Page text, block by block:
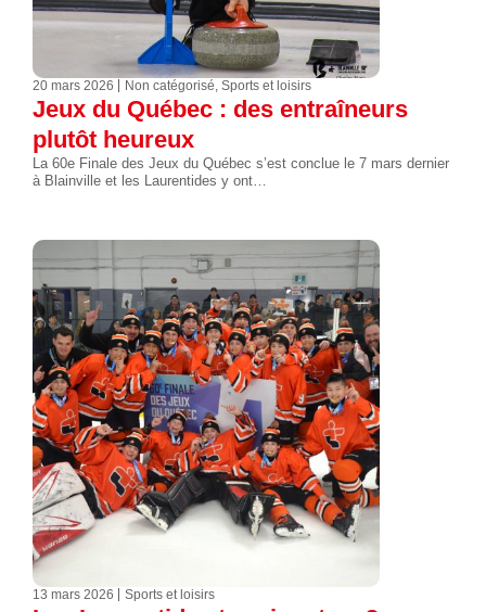
20 mars 2026 Non catégorisé Sports et loisirs
Jeux du Québec : des entraîneurs
plutôt heureux
La 60e Finale des Jeux du Québec s’est conclue le 7 mars dernier
à Blainville et les Laurentides y ont…
13 mars 2026 Sports et loisirs